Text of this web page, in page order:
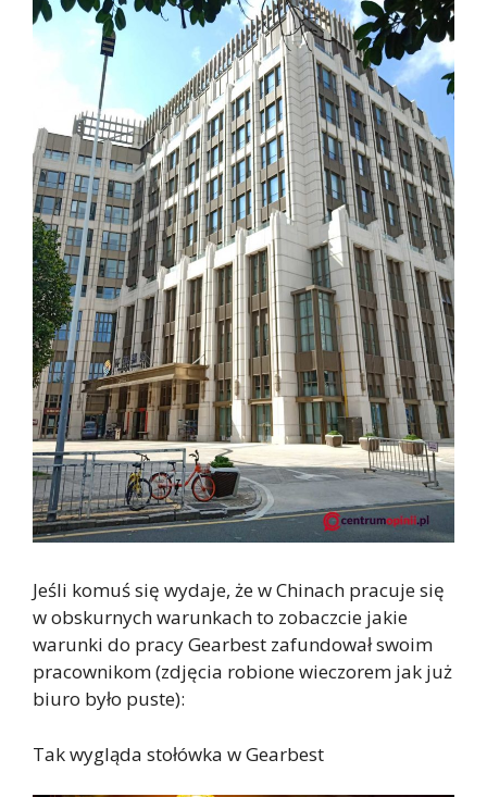
Jeśli komuś się wydaje, że w Chinach pracuje się
w obskurnych warunkach to zobaczcie jakie
warunki do pracy Gearbest zafundował swoim
pracownikom (zdjęcia robione wieczorem jak już
biuro było puste):
Tak wygląda stołówka w Gearbest